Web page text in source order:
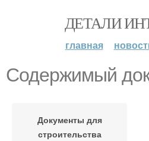
ДЕТАЛИ
главная
Содержимый
Документы для
строительства